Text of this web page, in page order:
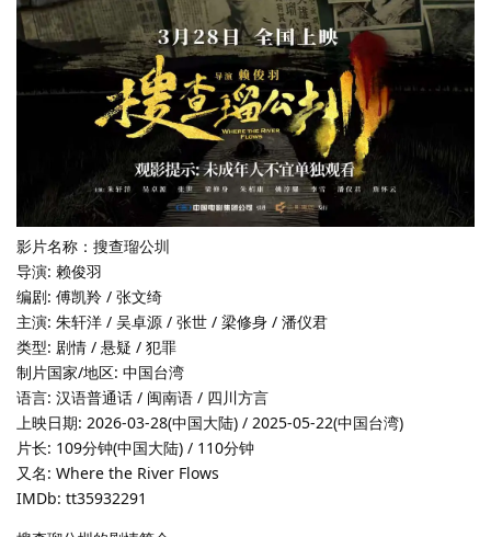
影片名称：搜查瑠公圳
导演: 赖俊羽
编剧: 傅凯羚 / 张文绮
主演: 朱轩洋 / 吴卓源 / 张世 / 梁修身 / 潘仪君
类型: 剧情 / 悬疑 / 犯罪
制片国家/地区: 中国台湾
语言: 汉语普通话 / 闽南语 / 四川方言
上映日期: 2026-03-28(中国大陆) / 2025-05-22(中国台湾)
片长: 109分钟(中国大陆) / 110分钟
又名: Where the River Flows
IMDb: tt35932291